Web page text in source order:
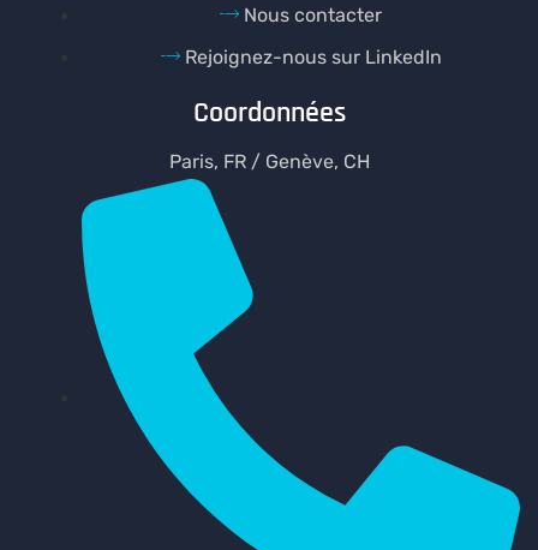
Coordonnées
Paris, FR / Genève, CH
Nous contacter
Rejoignez-nous sur LinkedIn